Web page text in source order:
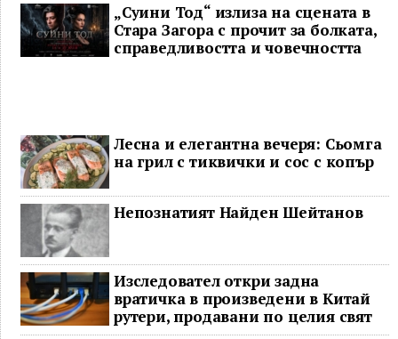
„Суини Тод“ излиза на сцената в
Стара Загора с прочит за болката,
справедливостта и човечността
Лесна и елегантна вечеря: Сьомга
на грил с тиквички и сос с копър
Непознатият Найден Шейтанов
Изследовател откри задна
вратичка в произведени в Китай
рутери, продавани по целия свят